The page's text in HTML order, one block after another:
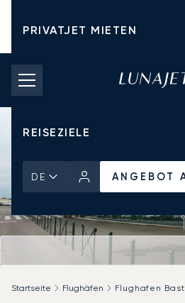
PRIVATJET MIETEN
CHARTERPREISE
PRIVATJETS
REISEZIELE
DE ANGEBOT
Startseite Flughäfen Flughafen